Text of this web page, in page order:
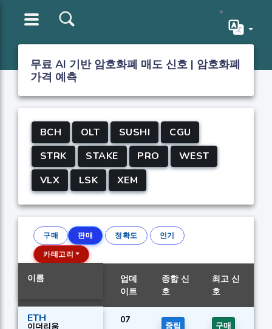
무료 AI 기반 암호화폐 매도 신호 | 암호화폐
가격 예측
BCH OLT SUSHI
CGU
STRK
STAKE PRO
WEST
VLX
LSK XEM
구매 판매 정확도
인기
카테고리
이름
업데
이트
종합 신
호
최고 신
호
ETH
이더리움
07
중립 구매